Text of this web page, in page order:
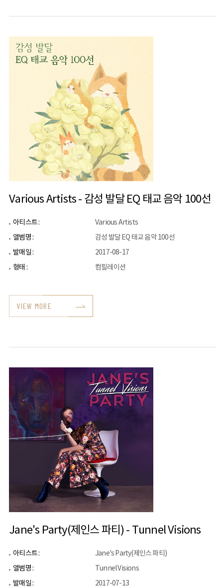
Various Artists - 감성 발달 EQ 태교 음악 100선
아티스트 :
Various Artists
앨범명 :
감성 발달 EQ 태교 음악 100선
발매일 :
2017-08-17
형태 :
컴필레이션
VIEW MORE
Jane's Party(제인스 파티) - Tunnel Visions
아티스트 :
Jane's Party(제인스 파티)
앨범명 :
Tunnel Visions
발매일 :
2017-07-13